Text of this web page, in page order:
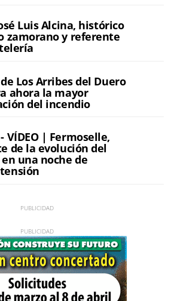
Luis Alcina, histórico
zamorano y referente
Los Arribes del Duero
ahora la mayor
del incendio
- VÍDEO | Fermoselle,
de la evolución del
una noche de